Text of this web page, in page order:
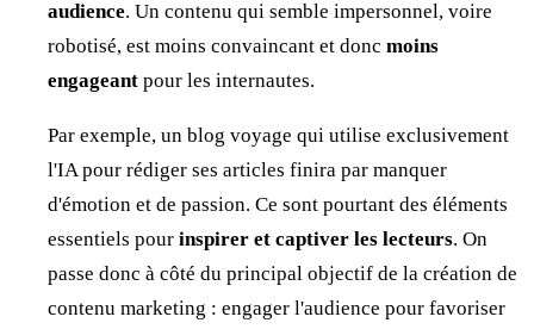
audience. Un contenu qui semble impersonnel, voire
robotisé, est moins convaincant et donc moins
engageant pour les internautes.
Par exemple, un blog voyage qui utilise exclusivement
l'IA pour rédiger ses articles finira par manquer
d'émotion et de passion. Ce sont pourtant des éléments
essentiels pour inspirer et captiver les lecteurs. On
passe donc à côté du principal objectif de la création de
contenu marketing : engager l'audience pour favoriser